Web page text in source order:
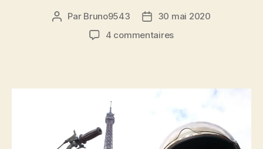
Auteur
Par Bruno9543
Date
de
30 mai 2020
4 commentairessur
AU65
Monuments
de
Paris